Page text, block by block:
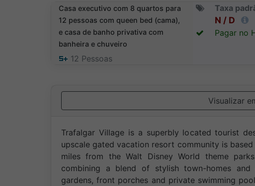
Casa executivo com 8 quartos para
12 pessoas com queen bed (cama),
e casa de banho privativa com
banheira e chuveiro
12 Pessoas
Taxa
N / D
Pagar no
Visualizar
Trafalgar Village is a superbly located tourist
upscale gated vacation resort community is
miles from the Walt Disney World theme
combining a blend of stylish town-homes
gardens, front porches and private swimming